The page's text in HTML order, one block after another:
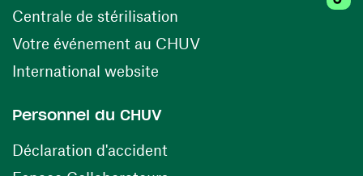
Centrale de stérilisation (ouvre une nouvelle
Votre événement au CHUV(ouvre une nouvelle
International website
Personnel du CHUV
Déclaration d'accident